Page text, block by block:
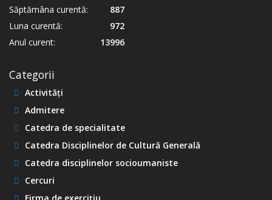
Săptămâna curentă:
887
Luna curentă:
972
Anul curent:
13996
Categorii
Activități
Admitere
Catedra de specialitate
Catedra Disciplinelor de Cultură Generală
Catedra disciplinelor socioumaniste
Cercuri
Firma de exercițiu